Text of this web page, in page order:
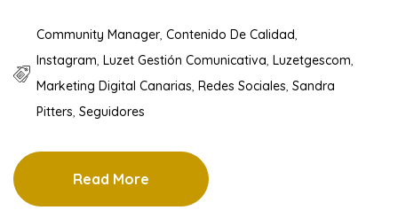
Community Manager, Contenido De Calidad,
Instagram, Luzet Gestión Comunicativa, Luzetgescom,
Marketing Digital Canarias, Redes Sociales, Sandra
Pitters, Seguidores
Read More